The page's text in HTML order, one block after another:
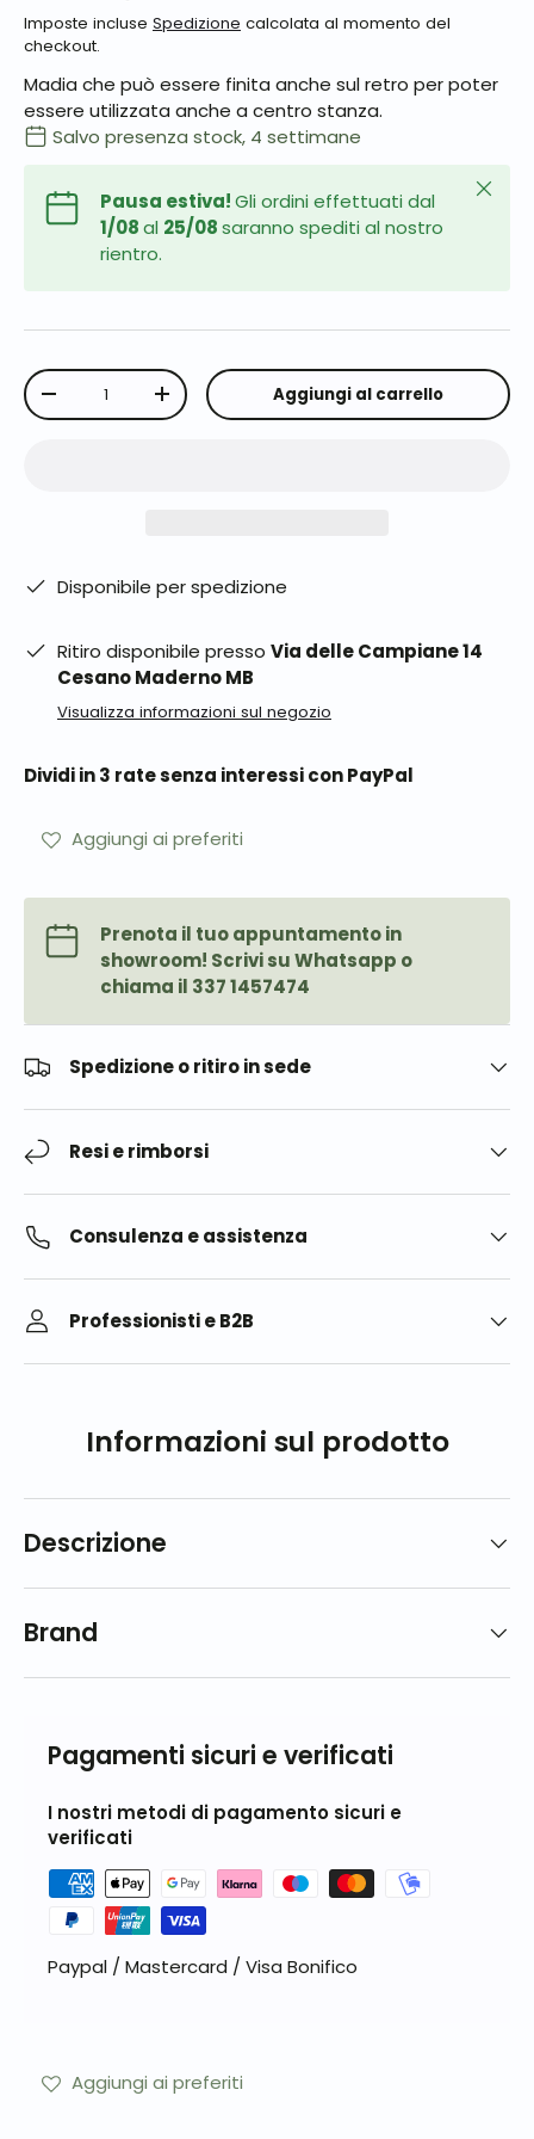
Imposte incluse Spedizione calcolata al momento del
checkout.
Madia che può essere finita anche sul retro per poter
essere utilizzata anche a centro stanza.
Salvo presenza stock, 4 settimane
Pausa estiva!Gli ordini effettuati dal
1/08al 25/08saranno spediti al nostro
rientro.
Chiudi
Q.tà
-
+ Aggiungi al carrello
Disponibile per spedizione
Ritiro disponibile presso Via delle Campiane 14
Cesano Maderno MB
Visualizza informazioni sul negozio
Dividi in 3 rate senza interessi con PayPal
Aggiungi ai preferiti
Prenota il tuo appuntamento in
showroom! Scrivi su Whatsapp o
chiama il 337 1457474
Spedizione o ritiro in sede
Resi e rimborsi
Consulenza e assistenza
Professionisti e B2B
Informazioni sul prodotto
Descrizione
Brand
Pagamenti sicuri e verificati
I nostri metodi di pagamento sicuri e
verificati
Paypal / Mastercard / Visa Bonifico
Aggiungi ai preferiti